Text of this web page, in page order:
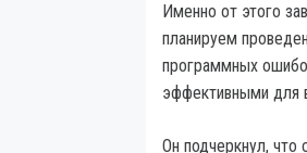
Именно от этого
планируем
программных
эффективными для
Он подчеркнул, что